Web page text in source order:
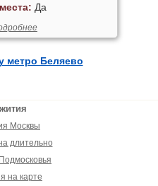
Да
метро Беляево
Москвы
длительно
на карте